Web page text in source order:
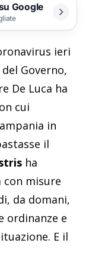
Google
ieri
del Governo,
De Luca ha
cui
in
il
ha
con misure
da domani,
ordinanze e
E il